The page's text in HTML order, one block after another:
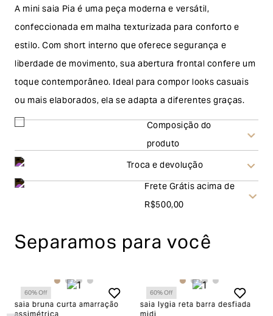
A mini saia Pia é uma peça moderna e versátil,
confeccionada em malha texturizada para conforto e
estilo. Com short interno que oferece segurança e
liberdade de movimento, sua abertura frontal confere um
toque contemporâneo. Ideal para compor looks casuais
ou mais elaborados, ela se adapta a diferentes graças.
Composição do
produto
Troca e devolução
dias corridos, a contar do recebimento do produto. Ao
envio do produto e conferência interna por parte da
Garage, você receberá um vale no valor
Frete Grátis acima de
R$500,00
Separamos para você
saia bruna curta amarração
60% Off
saia lygia reta barra desfiada
60% Off